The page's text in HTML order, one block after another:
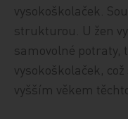
vysokoškolaček.
strukturou. U žen
samovolné potraty,
vysokoškolaček,
vyšším věkem